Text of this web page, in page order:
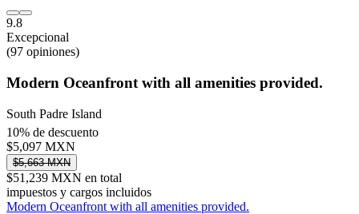
9.8
Excepcional
(97 opiniones)
Modern Oceanfront with all amenities provided.
South Padre Island
10% de descuento
$5,097 MXN
$5,663 MXN
$51,239 MXN en total
impuestos y cargos incluidos
Modern Oceanfront with all amenities provided.